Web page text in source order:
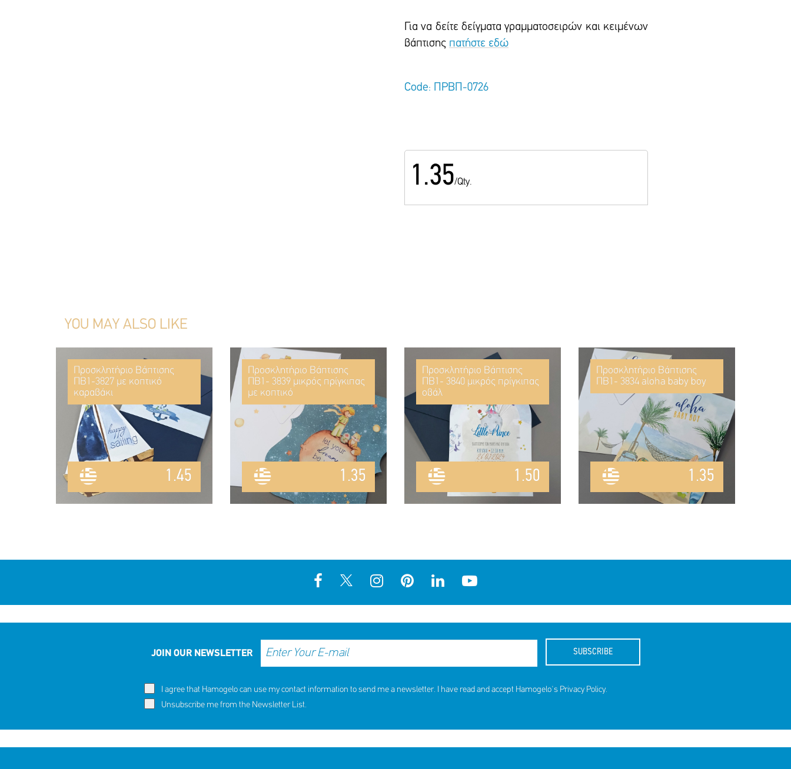
Για να δείτε δείγματα γραμματοσειρών και κειμένων
βάπτισης πατήστε εδώ
Code: ΠΡΒΠ-0726
1.35/Qty.
YOU MAY ALSO LIKE
Προσκλητήριο Βάπτισης
ΠΒ1-3827 με κοπτικό
καραβάκι
1.45
Προσκλητήριο Βάπτισης
ΠΒ1- 3839 μικρός πρίγκιπας
με κοπτικό
1.35
Προσκλητήριο Βάπτισης
ΠΒ1- 3840 μικρός πρίγκιπας
οβάλ
1.50
Προσκλητήριο Βάπτισης
ΠΒ1- 3834 aloha baby boy
1.35
JOIN OUR NEWSLETTER SUBSCRIBE
I agree that Hamogelo can use my contact information to send me a newsletter. I have read and accept Hamogelo's Privacy Policy.
Unsubscribe me from the Newsletter List.